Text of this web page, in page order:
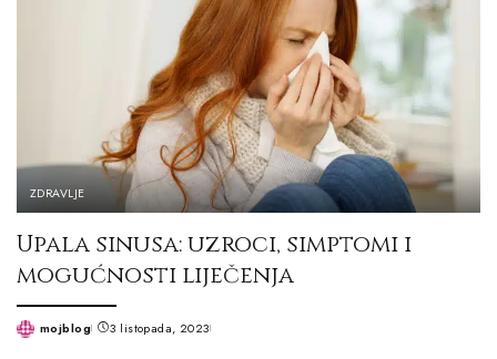
ZDRAVLJE
Upala sinusa: uzroci, simptomi i
mogućnosti liječenja
Postedmojblog 3 listopada, 2023